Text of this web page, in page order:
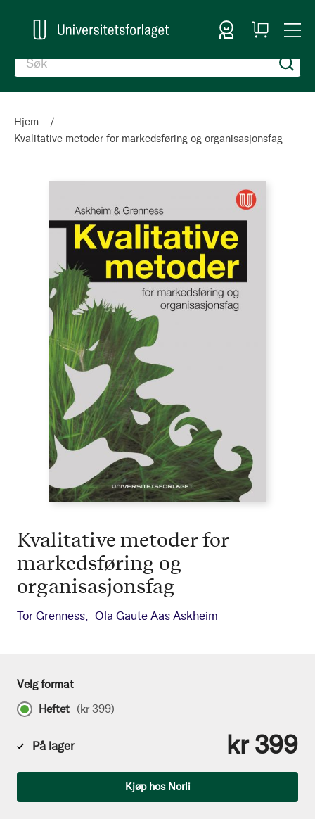
Logg inn
Handlekurv
Hjem
Kvalitative metoder for markedsføring og organisasjonsfag
Kvalitative metoder for
markedsføring og
organisasjonsfag
Tor Grenness Ola Gaute Aas Askheim
Velg format
Heftet (kr 399)
På lager kr 399
Kjøp hos Norli